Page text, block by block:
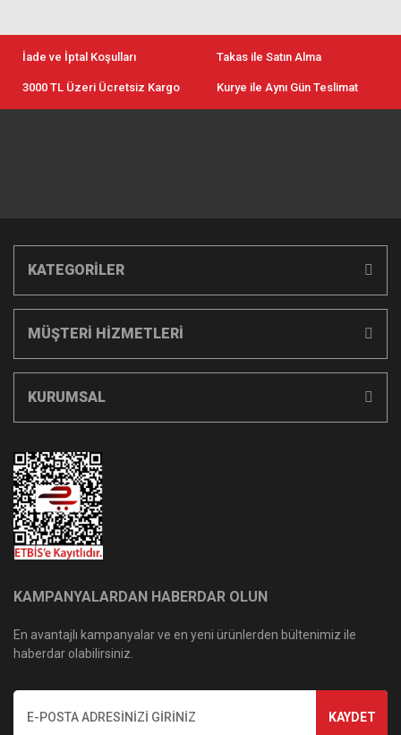
İade ve İptal Koşulları Takas ile Satın Alma
3000 TL Üzeri Ücretsiz Kargo Kurye ile Aynı Gün Teslimat
KATEGORİLER
MÜŞTERİ HİZMETLERİ
KURUMSAL
KAMPANYALARDAN HABERDAR OLUN
En avantajlı kampanyalar ve en yeni ürünlerden bültenimiz ile
haberdar olabilirsiniz.
KAYDET